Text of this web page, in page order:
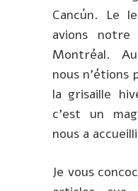
Cancún. Le
avions
Montréal.
nous
la grisaille
c’est un
nous a
Je vous